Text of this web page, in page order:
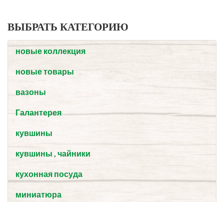
ВЫБРАТЬ КАТЕГОРИЮ
новые коллекция
новые товары
вазоны
Галантерея
кувшины
кувшины , чайники
кухонная посуда
миниатюра